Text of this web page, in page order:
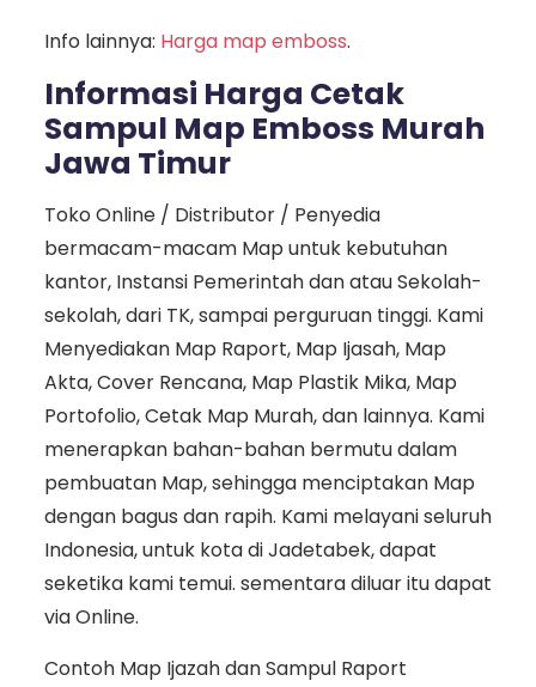
Info lainnya: Harga map emboss.
Informasi Harga Cetak
Sampul Map Emboss Murah
Jawa Timur
Toko Online / Distributor / Penyedia
bermacam-macam Map untuk kebutuhan
kantor, Instansi Pemerintah dan atau Sekolah-
sekolah, dari TK, sampai perguruan tinggi. Kami
Menyediakan Map Raport, Map Ijasah, Map
Akta, Cover Rencana, Map Plastik Mika, Map
Portofolio, Cetak Map Murah, dan lainnya. Kami
menerapkan bahan-bahan bermutu dalam
pembuatan Map, sehingga menciptakan Map
dengan bagus dan rapih. Kami melayani seluruh
Indonesia, untuk kota di Jadetabek, dapat
seketika kami temui. sementara diluar itu dapat
via Online.
Contoh Map Ijazah dan Sampul Raport